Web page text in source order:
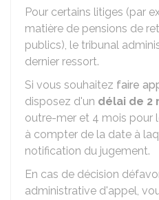
Pour certains litiges (par
matière de pensions de
publics), le tribunal
dernier ressort.
Si vous souhaitez faire
disposez d'un délai de 2
outre-mer et 4 mois pour
à compter de la date à
notification du jugement.
En cas de décision
administrative d'appel,